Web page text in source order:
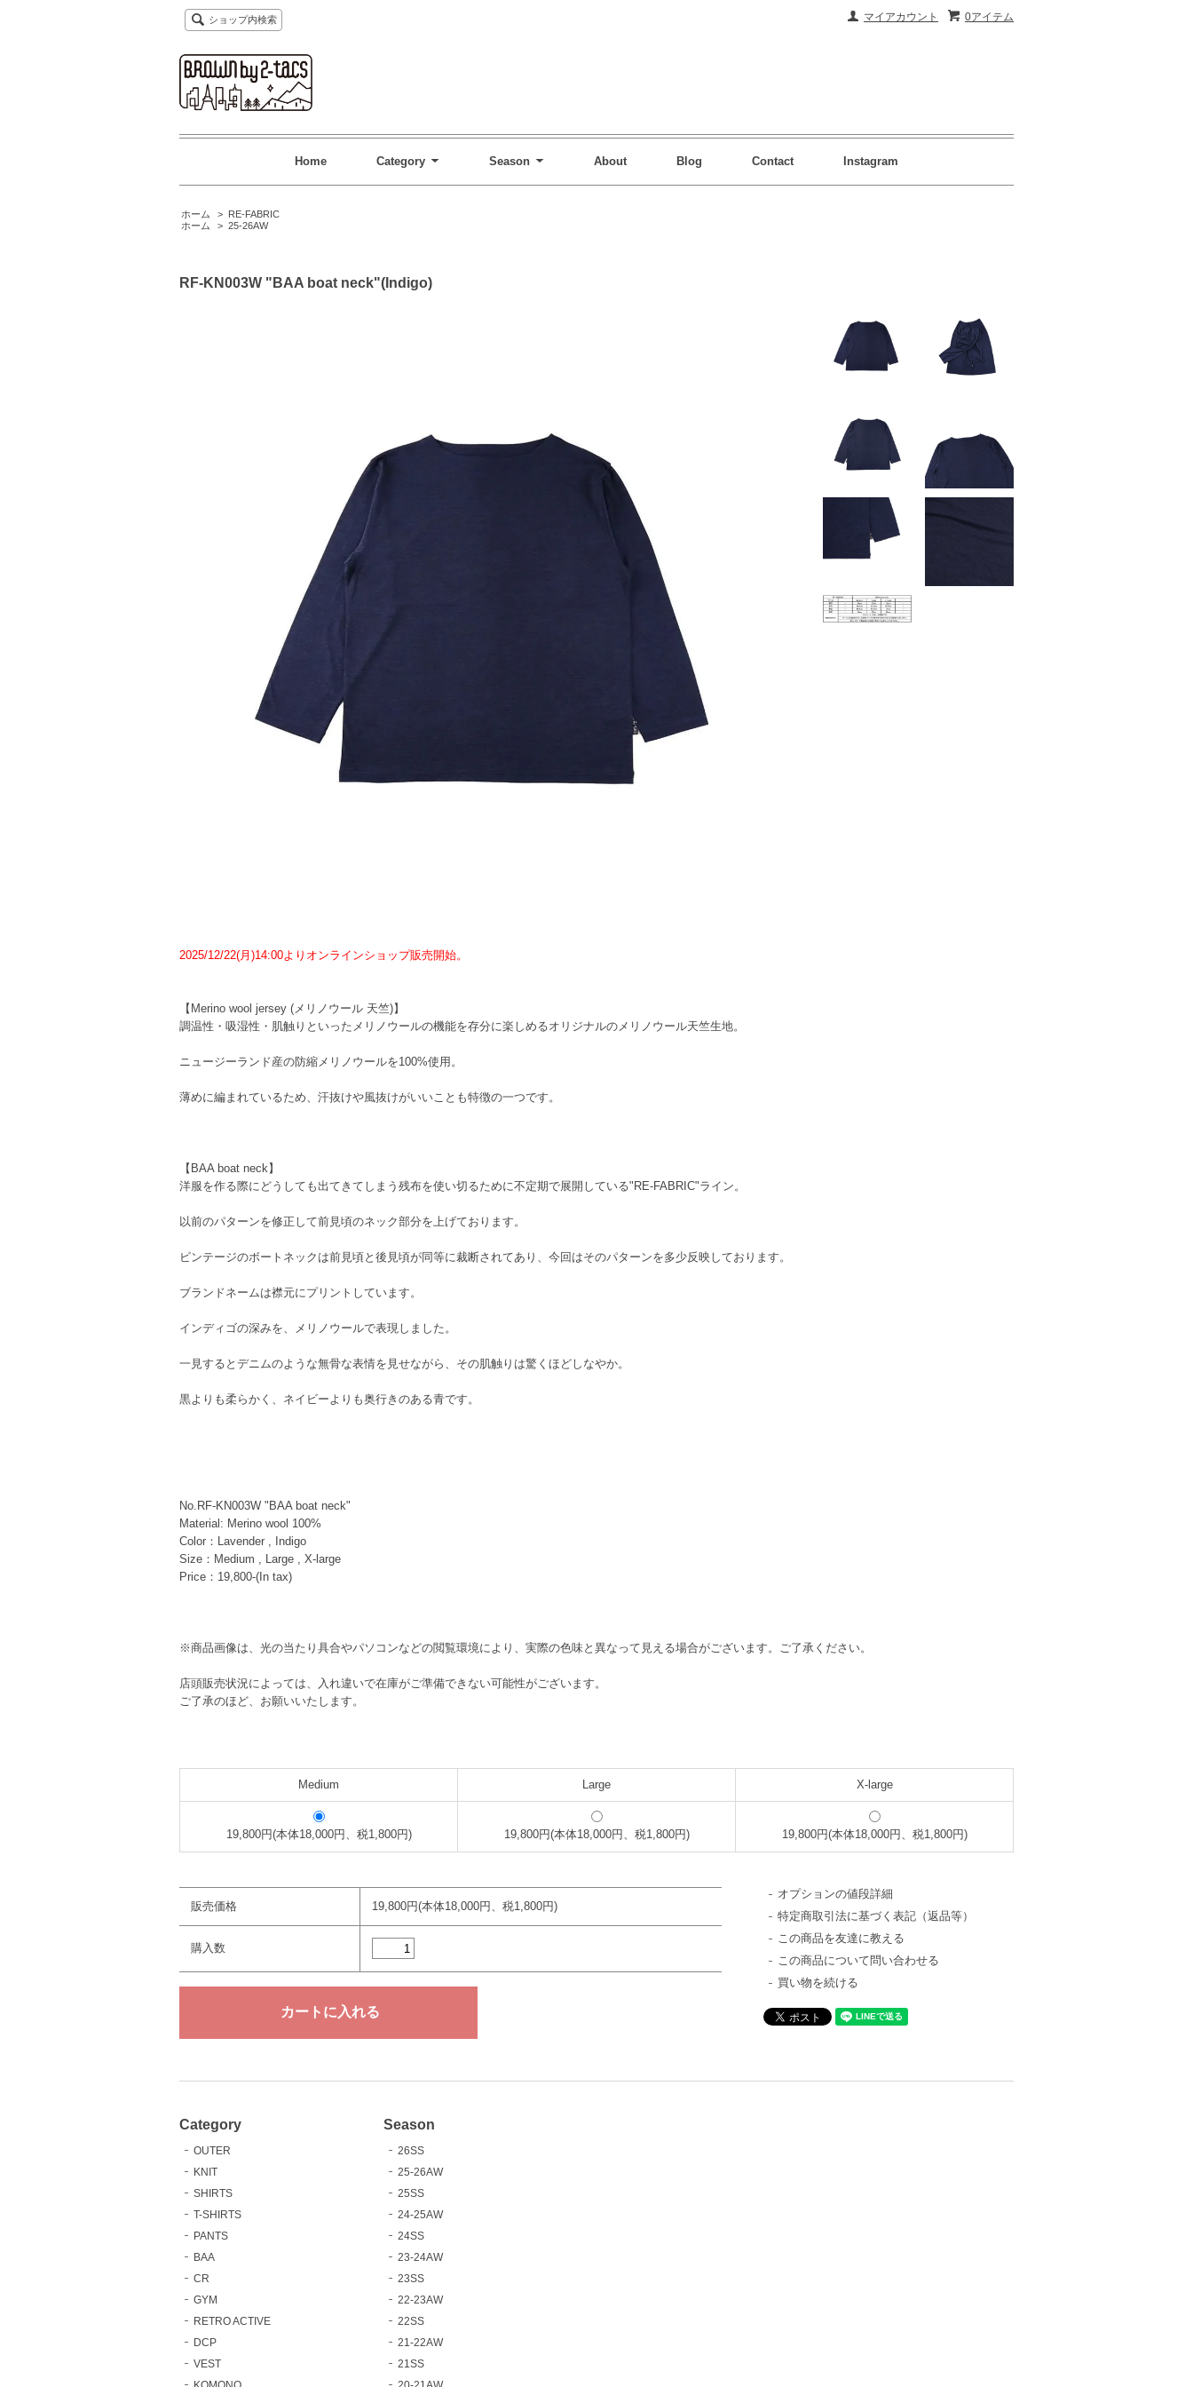
0アイテム
マイアカウント
ショップ内検索
Home Category Season About Blog Contact Instagram
ホーム > RE-FABRIC
ホーム
> 25-26AW
RF-KN003W "BAA boat neck"(Indigo)
2025/12/22(月)14:00よりオンラインショップ販売開始。
【Merino wool jersey (メリノウール 天竺)】
調温性・吸湿性・肌触りといったメリノウールの機能を存分に楽しめるオリジナルのメリノウール天竺生地。
ニュージーランド産の防縮メリノウールを100%使用。
薄めに編まれているため、汗抜けや風抜けがいいことも特徴の一つです。
【BAA boat neck】
洋服を作る際にどうしても出てきてしまう残布を使い切るために不定期で展開している"RE-FABRIC"ライン。
以前のパターンを修正して前見頃のネック部分を上げております。
ビンテージのボートネックは前見頃と後見頃が同等に裁断されてあり、今回はそのパターンを多少反映しております。
ブランドネームは襟元にプリントしています。
インディゴの深みを、メリノウールで表現しました。
一見するとデニムのような無骨な表情を見せながら、その肌触りは驚くほどしなやか。
黒よりも柔らかく、ネイビーよりも奥行きのある青です。
No.RF-KN003W "BAA boat neck"
Material: Merino wool 100%
Color：Lavender , Indigo
Size：Medium , Large , X-large
Price：19,800-(In tax)
※商品画像は、光の当たり具合やパソコンなどの閲覧環境により、実際の色味と異なって見える場合がございます。ご了承ください。
店頭販売状況によっては、入れ違いで在庫がご準備できない可能性がございます。
ご了承のほど、お願いいたします。
Medium Large X-large
19,800円(本体18,000円、税1,800円) 19,800円(本体18,000円、税1,800円) 19,800円(本体18,000円、税1,800円)
販売価格 19,800円(本体18,000円、税1,800円)
購入数
オプションの値段詳細
特定商取引法に基づく表記（返品等）
この商品を友達に教える
この商品について問い合わせる
買い物を続ける
Category
OUTER
KNIT
SHIRTS
T-SHIRTS
PANTS
BAA
CR
GYM
RETRO ACTIVE
DCP
VEST
Season
26SS
25-26AW
25SS
24-25AW
24SS
23-24AW
23SS
22-23AW
22SS
21-22AW
21SS